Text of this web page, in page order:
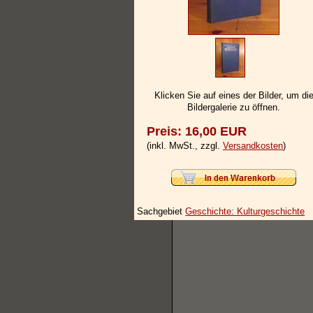
Klicken Sie auf eines der Bilder, um die
Bildergalerie zu öffnen.
Preis: 16,00 EUR
(inkl. MwSt., zzgl. Versandkosten)
SachgebietGeschichte: Kulturgeschichte